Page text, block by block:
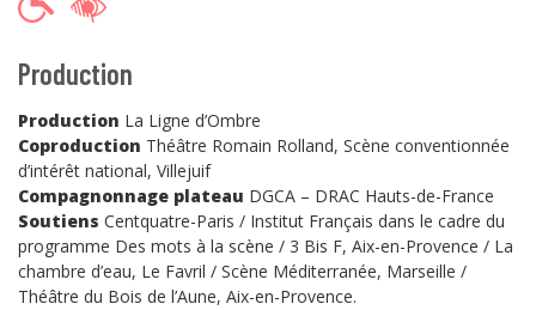
Production
Production La Ligne d’Ombre
Coproduction Théâtre Romain Rolland, Scène conventionnée
d’intérêt national, Villejuif
Compagnonnage plateau DGCA – DRAC Hauts-de-France
Soutiens Centquatre-Paris / Institut Français dans le cadre du
programme Des mots à la scène / 3 Bis F, Aix-en-Provence / La
chambre d’eau, Le Favril / Scène Méditerranée, Marseille /
Théâtre du Bois de l’Aune, Aix-en-Provence.